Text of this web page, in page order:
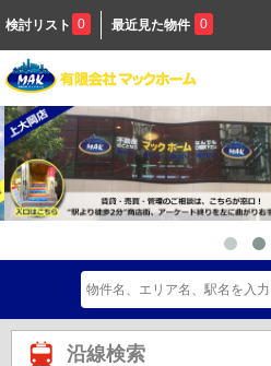
検討リスト 0 最近見た物件 0
沿線検索